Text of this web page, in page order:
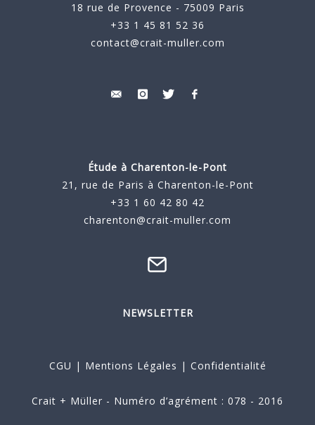
18 rue de Provence - 75009 Paris
+33 1 45 81 52 36
contact@crait-muller.com
Étude à Charenton-le-Pont
21, rue de Paris à Charenton-le-Pont
+33 1 60 42 80 42
charenton@crait-muller.com
NEWSLETTER
CGU | Mentions Légales | Confidentialité
Crait + Müller - Numéro d’agrément : 078 - 2016